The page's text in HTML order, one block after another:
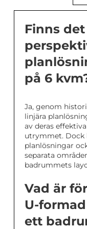
Finns
på 6
Ja, genom
linjära
av deras
utrymmet. Dock
planlösningar
separata
badrummets
Vad är
U-
ett